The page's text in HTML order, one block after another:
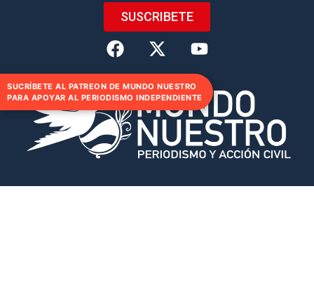
SUSCRIBETE
SUCRÍBETE AL PATREON DE MUNDO NUESTRO
PARA APOYAR AL PERIODISMO INDEPENDIENTE